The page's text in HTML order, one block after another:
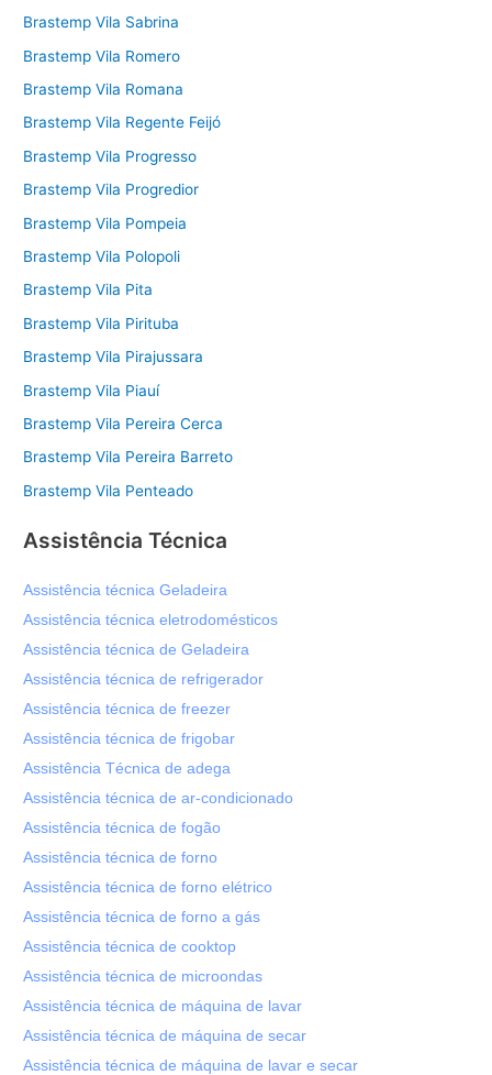
Brastemp Vila Sabrina
Brastemp Vila Romero
Brastemp Vila Romana
Brastemp Vila Regente Feijó
Brastemp Vila Progresso
Brastemp Vila Progredior
Brastemp Vila Pompeia
Brastemp Vila Polopoli
Brastemp Vila Pita
Brastemp Vila Pirituba
Brastemp Vila Pirajussara
Brastemp Vila Piauí
Brastemp Vila Pereira Cerca
Brastemp Vila Pereira Barreto
Brastemp Vila Penteado
Assistência Técnica
Assistência técnica Geladeira
Assistência técnica eletrodomésticos
Assistência técnica de Geladeira
Assistência técnica de refrigerador
Assistência técnica de freezer
Assistência técnica de frigobar
Assistência Técnica de adega
Assistência técnica de ar-condicionado
Assistência técnica de fogão
Assistência técnica de forno
Assistência técnica de forno elétrico
Assistência técnica de forno a gás
Assistência técnica de cooktop
Assistência técnica de microondas
Assistência técnica de máquina de lavar
Assistência técnica de máquina de secar
Assistência técnica de máquina de lavar e secar